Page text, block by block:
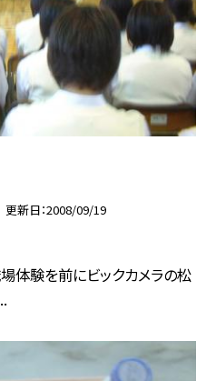
更新日 2008/09/19
場体験を前にビックカメラの松